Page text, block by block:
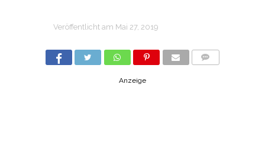
Veröffentlicht am Mai 27, 2019
Anzeige